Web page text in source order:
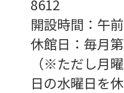
8612
開設時間：午
休館日：毎月
（※ただし月
日の水曜日を